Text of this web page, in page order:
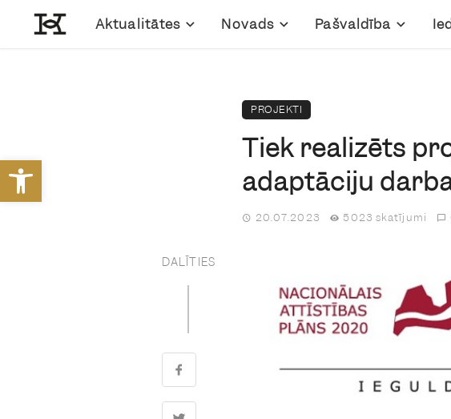
Open toolbar
Aktualitātes Novads Pašvaldība
PROJEKTI
Tiek realizēts
adaptāciju
20.07.2023 5023 skatījumi
DALĪTIES